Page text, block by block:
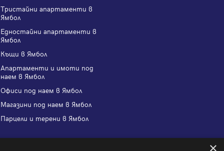
Тристайни апартаменти в
Ямбол
Едностайни апартаменти в
Ямбол
Къщи в Ямбол
Апартаменти и имоти под
наем в Ямбол
Офиси под наем в Ямбол
Магазини под наем в Ямбол
Парцели и терени в Ямбол